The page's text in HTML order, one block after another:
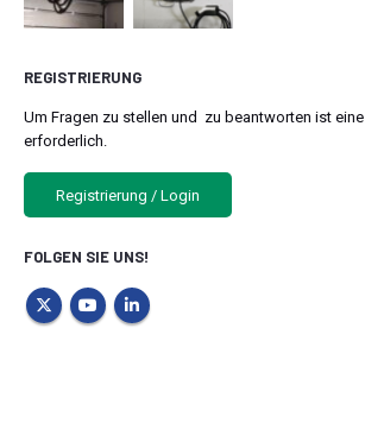
REGISTRIERUNG
Um Fragen zu stellen und zu beantworten ist eine
erforderlich.
Registrierung / Login
FOLGEN SIE UNS!